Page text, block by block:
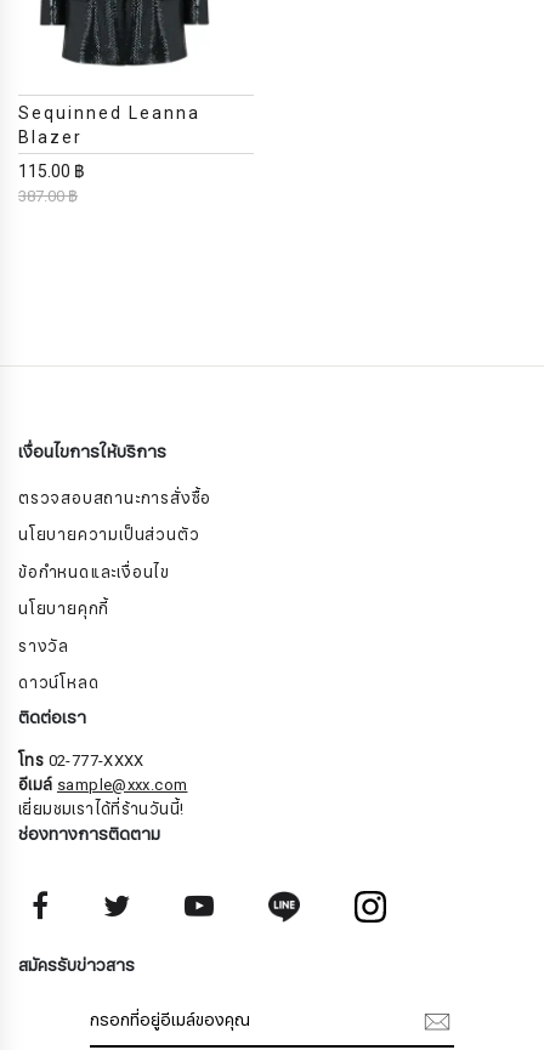
Sequinned Leanna
Blazer
115.00 ฿
387.00 ฿
เงื่อนไขการให้บริการ
ตรวจสอบสถานะการสั่งซื้อ
นโยบายความเป็นส่วนตัว
ข้อกำหนดและเงื่อนไข
นโยบายคุกกี้
รางวัล
ดาวน์โหลด
ติดต่อเรา
โทร 02-777-XXXX
อีเมล์ sample@xxx.com
เยี่ยมชมเราได้ที่ร้านวันนี้!
ช่องทางการติดตาม
สมัครรับข่าวสาร